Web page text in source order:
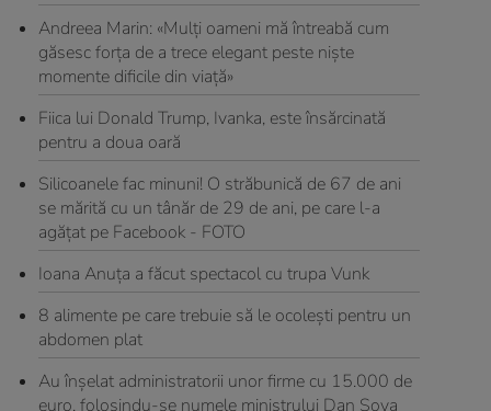
Andreea Marin: «Mulți oameni mă întreabă cum
găsesc forța de a trece elegant peste niște
momente dificile din viață»
Fiica lui Donald Trump, Ivanka, este însărcinată
pentru a doua oară
Silicoanele fac minuni! O străbunică de 67 de ani
se mărită cu un tânăr de 29 de ani, pe care l-a
agățat pe Facebook - FOTO
Ioana Anuţa a făcut spectacol cu trupa Vunk
8 alimente pe care trebuie să le ocoleşti pentru un
abdomen plat
Au înșelat administratorii unor firme cu 15.000 de
euro, folosindu-se numele ministrului Dan Șova